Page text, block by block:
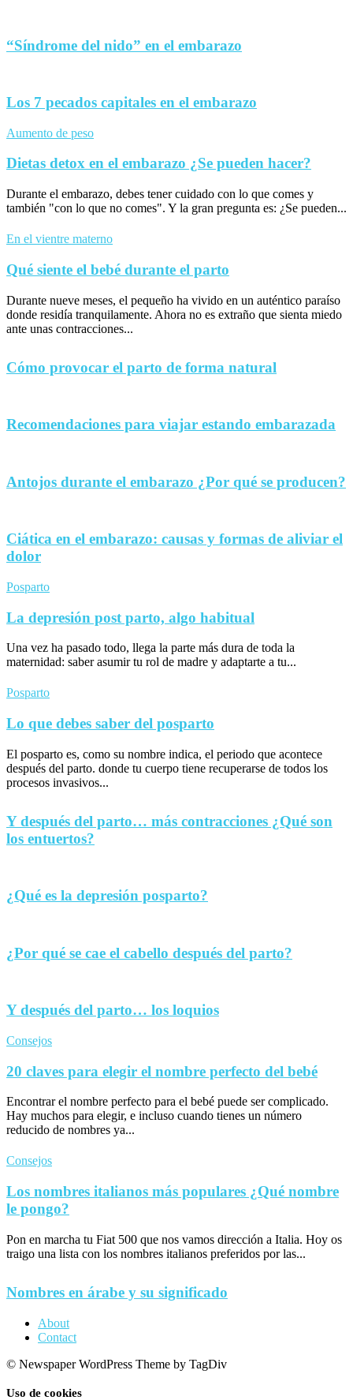
“Síndrome del nido” en el embarazo
Los 7 pecados capitales en el embarazo
Aumento de peso
Dietas detox en el embarazo ¿Se pueden hacer?
Durante el embarazo, debes tener cuidado con lo que comes y
también "con lo que no comes". Y la gran pregunta es: ¿Se pueden...
En el vientre materno
Qué siente el bebé durante el parto
Durante nueve meses, el pequeño ha vivido en un auténtico paraíso
donde residía tranquilamente. Ahora no es extraño que sienta miedo
ante unas contracciones...
Cómo provocar el parto de forma natural
Recomendaciones para viajar estando embarazada
Antojos durante el embarazo ¿Por qué se producen?
Ciática en el embarazo: causas y formas de aliviar el
dolor
Posparto
La depresión post parto, algo habitual
Una vez ha pasado todo, llega la parte más dura de toda la
maternidad: saber asumir tu rol de madre y adaptarte a tu...
Posparto
Lo que debes saber del posparto
El posparto es, como su nombre indica, el periodo que acontece
después del parto. donde tu cuerpo tiene recuperarse de todos los
procesos invasivos...
Y después del parto… más contracciones ¿Qué son
los entuertos?
¿Qué es la depresión posparto?
¿Por qué se cae el cabello después del parto?
Y después del parto… los loquios
Consejos
20 claves para elegir el nombre perfecto del bebé
Encontrar el nombre perfecto para el bebé puede ser complicado.
Hay muchos para elegir, e incluso cuando tienes un número
reducido de nombres ya...
Consejos
Los nombres italianos más populares ¿Qué nombre
le pongo?
Pon en marcha tu Fiat 500 que nos vamos dirección a Italia. Hoy os
traigo una lista con los nombres italianos preferidos por las...
Nombres en árabe y su significado
About
Contact
© Newspaper WordPress Theme by TagDiv
Uso de cookies